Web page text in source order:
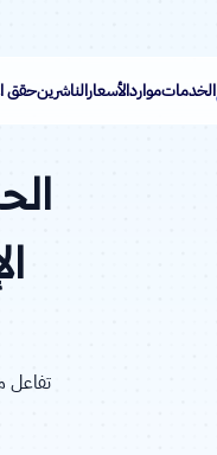
حققالناشرينالأسعارمواردالخدمات
تفاعل